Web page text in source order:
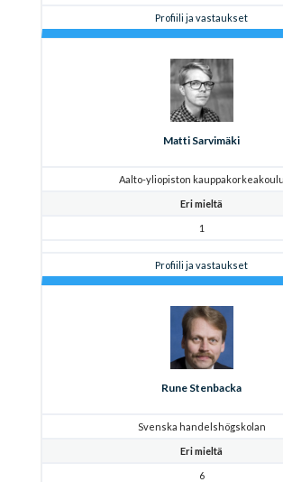
Profiili ja vastaukset
Matti Sarvimäki
Aalto-yliopiston kauppakorkeakoulu
Eri mieltä
1
Profiili ja vastaukset
Rune Stenbacka
Svenska handelshögskolan
Eri mieltä
6